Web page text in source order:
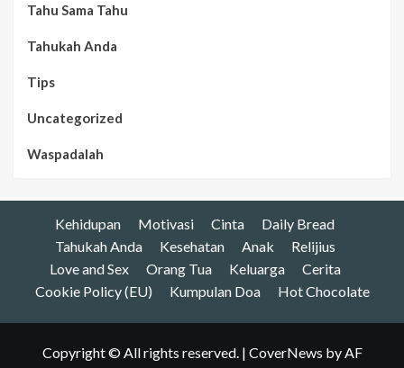
Tahu Sama Tahu
Tahukah Anda
Tips
Uncategorized
Waspadalah
Kehidupan Motivasi Cinta
Daily Bread
Tahukah Anda
Kesehatan Anak
Relijius
Love and Sex
Orang Tua Keluarga
Cerita
Cookie Policy (EU)
Kumpulan Doa Hot Chocolate
Copyright © All rights reserved. | CoverNews by AF